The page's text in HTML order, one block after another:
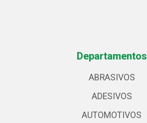
Departamentos
ABRASIVOS
ADESIVOS
AUTOMOTIVOS